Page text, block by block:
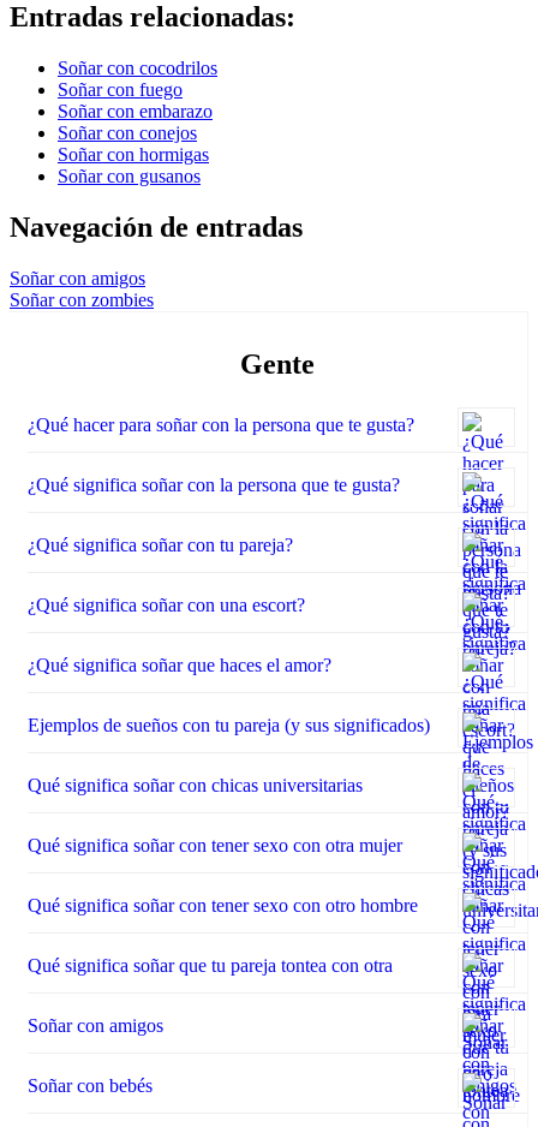
Entradas relacionadas:
Soñar con cocodrilos
Soñar con fuego
Soñar con embarazo
Soñar con conejos
Soñar con hormigas
Soñar con gusanos
Navegación de entradas
Soñar con amigos
Soñar con zombies
Gente
¿Qué hacer para soñar con la persona que te gusta?
¿Qué significa soñar con la persona que te gusta?
¿Qué significa soñar con tu pareja?
¿Qué significa soñar con una escort?
¿Qué significa soñar que haces el amor?
Ejemplos de sueños con tu pareja (y sus significados)
Qué significa soñar con chicas universitarias
Qué significa soñar con tener sexo con otra mujer
Qué significa soñar con tener sexo con otro hombre
Qué significa soñar que tu pareja tontea con otra
Soñar con amigos
Soñar con bebés